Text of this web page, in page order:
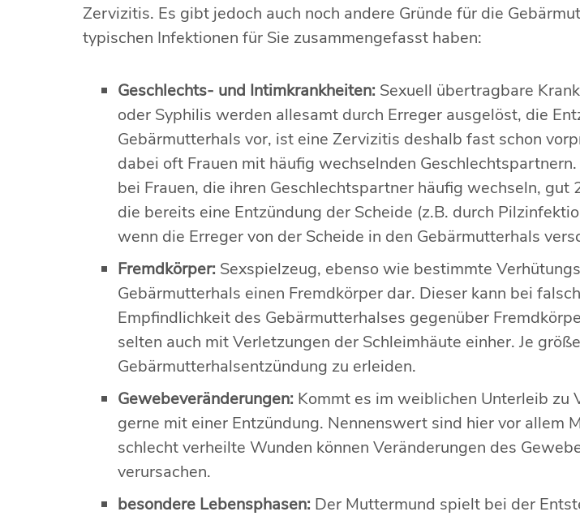
Zervizitis. Es gibt jedoch auch noch andere Gründe für die
typischen Infektionen für Sie zusammengefasst haben:
Geschlechts- und Intimkrankheiten: Sexuell übertragbare
oder Syphilis werden allesamt durch Erreger ausgelöst, die
Gebärmutterhals vor, ist eine Zervizitis deshalb fast schon
dabei oft Frauen mit häufig wechselnden
bei Frauen, die ihren Geschlechtspartner häufig wechseln,
die bereits eine Entzündung der Scheide (z.B. durch
wenn die Erreger von der Scheide in den Gebärmutterhals
Fremdkörper: Sexspielzeug, ebenso wie bestimmte
Gebärmutterhals einen Fremdkörper dar. Dieser kann bei
Empfindlichkeit des Gebärmutterhalses gegenüber
selten auch mit Verletzungen der Schleimhäute einher. Je
Gebärmutterhalsentzündung zu erleiden.
Gewebeveränderungen: Kommt es im weiblichen Unterleib zu
gerne mit einer Entzündung. Nennenswert sind hier vor allem
schlecht verheilte Wunden können Veränderungen des
verursachen.
besondere Lebensphasen: Der Muttermund spielt bei der